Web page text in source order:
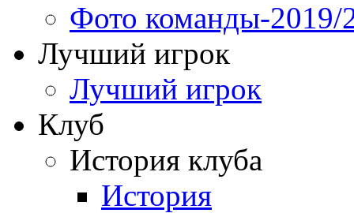
Фото команды-2019/
Лучший игрок
Лучший игрок
Клуб
История клуба
История